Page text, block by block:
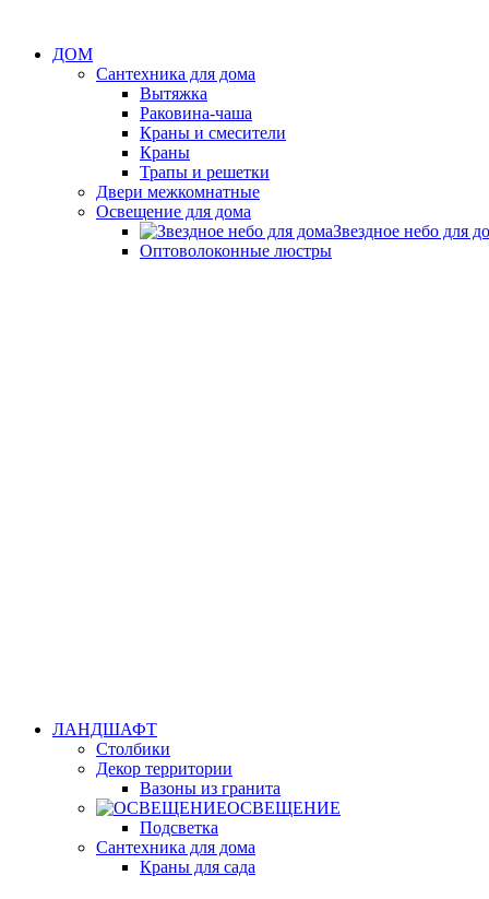
ДОМ
Сантехника для дома
Вытяжка
Раковина-чаша
Краны и смесители
Краны
Трапы и решетки
Двери межкомнатные
Освещение для дома
Звездное небо для
Оптоволоконные люстры
ЛАНДШАФТ
Столбики
Декор территории
Вазоны из гранита
ОСВЕЩЕНИЕ
Подсветка
Сантехника для дома
Краны для сада